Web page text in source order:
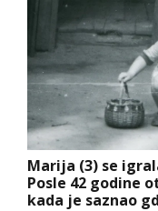
Marija (3) se
Posle 42 godine
kada je saznao